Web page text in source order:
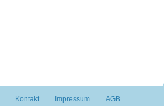
Kontakt Impressum AGB